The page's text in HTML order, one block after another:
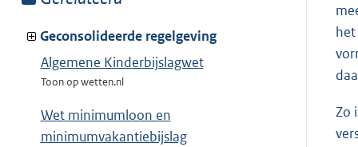
van:
Geconsolideerde regelgeving
Algemene Kinderbijslagwet
Toon op wetten.nl
Wet minimumloon en
minimumvakantiebijslag
Zo